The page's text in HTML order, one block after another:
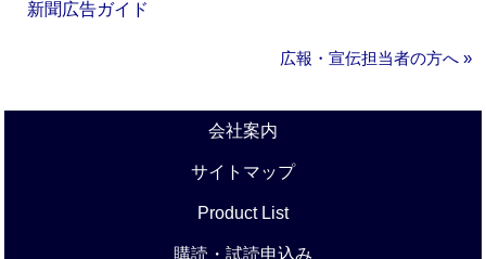
新聞広告ガイド
広報・宣伝担当者の方へ »
会社案内
サイトマップ
Product List
購読・試読申込み